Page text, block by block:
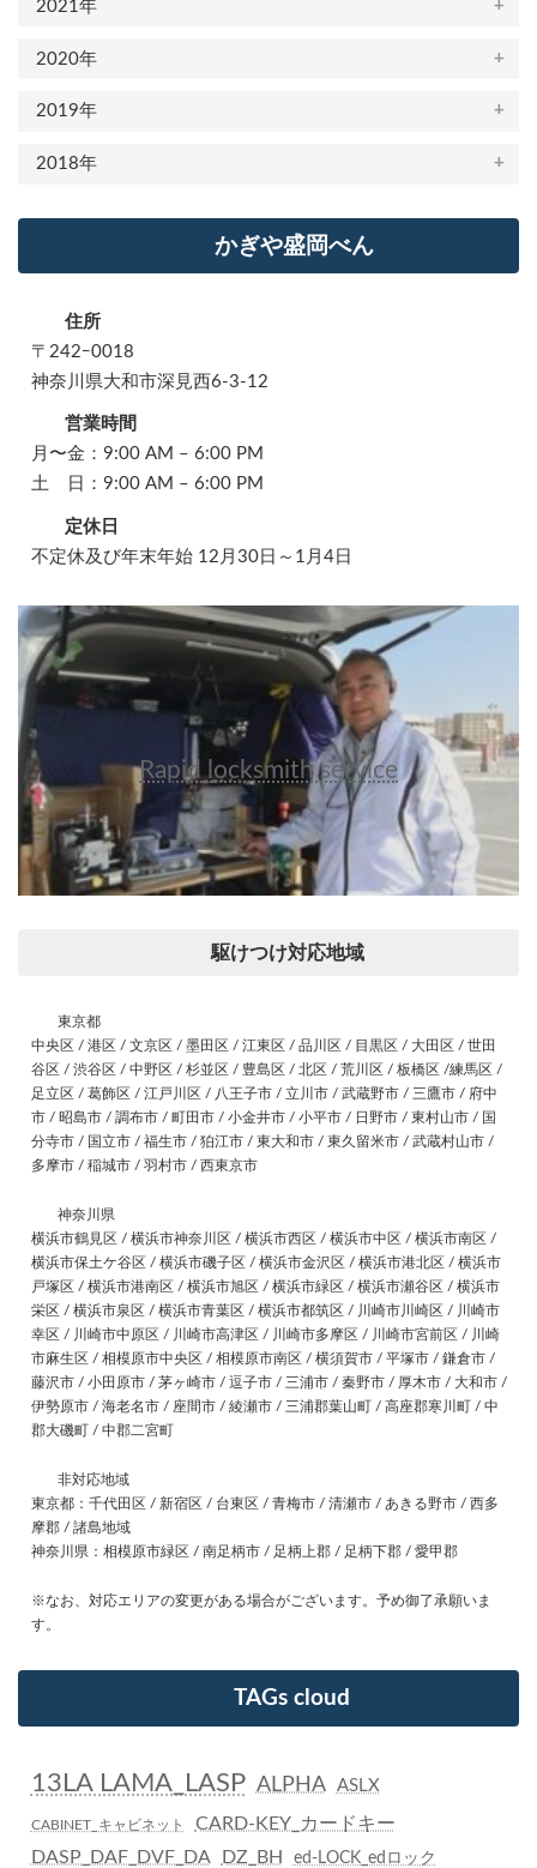
2021年
2020年
2019年
2018年
かぎや盛岡べん
住所
〒242ｰ0018
神奈川県大和市深見西6-3-12
営業時間
月〜金：9:00 AM – 6:00 PM
土 日：9:00 AM – 6:00 PM
定休日
不定休及び年末年始 12月30日～1月4日
Rapid locksmith service
駆けつけ対応地域
東京都
中央区 / 港区 / 文京区 / 墨田区 / 江東区 / 品川区 / 目黒区 / 大田区 / 世田
谷区 / 渋谷区 / 中野区 / 杉並区 / 豊島区 / 北区 / 荒川区 / 板橋区 /練馬区 /
足立区 / 葛飾区 / 江戸川区 / 八王子市 / 立川市 / 武蔵野市 / 三鷹市 / 府中
市 / 昭島市 / 調布市 / 町田市 / 小金井市 / 小平市 / 日野市 / 東村山市 / 国
分寺市 / 国立市 / 福生市 / 狛江市 / 東大和市 / 東久留米市 / 武蔵村山市 /
多摩市 / 稲城市 / 羽村市 / 西東京市
神奈川県
横浜市鶴見区 / 横浜市神奈川区 / 横浜市西区 / 横浜市中区 / 横浜市南区 /
横浜市保土ケ谷区 / 横浜市磯子区 / 横浜市金沢区 / 横浜市港北区 / 横浜市
戸塚区 / 横浜市港南区 / 横浜市旭区 / 横浜市緑区 / 横浜市瀬谷区 / 横浜市
栄区 / 横浜市泉区 / 横浜市青葉区 / 横浜市都筑区 / 川崎市川崎区 / 川崎市
幸区 / 川崎市中原区 / 川崎市高津区 / 川崎市多摩区 / 川崎市宮前区 / 川崎
市麻生区 / 相模原市中央区 / 相模原市南区 / 横須賀市 / 平塚市 / 鎌倉市 /
藤沢市 / 小田原市 / 茅ヶ崎市 / 逗子市 / 三浦市 / 秦野市 / 厚木市 / 大和市 /
伊勢原市 / 海老名市 / 座間市 / 綾瀬市 / 三浦郡葉山町 / 高座郡寒川町 / 中
郡大磯町 / 中郡二宮町
非対応地域
東京都：千代田区 / 新宿区 / 台東区 / 青梅市 / 清瀬市 / あきる野市 / 西多
摩郡 / 諸島地域
神奈川県：相模原市緑区 / 南足柄市 / 足柄上郡 / 足柄下郡 / 愛甲郡
※なお、対応エリアの変更がある場合がございます。予め御了承願いま
す。
TAGs cloud
13LA LAMA_LASP ALPHA ASLX
CABINET_キャビネット
CARD-KEY_カードキー
DASP_DAF_DVF_DA
DZ_BH ed-LOCK_edロック